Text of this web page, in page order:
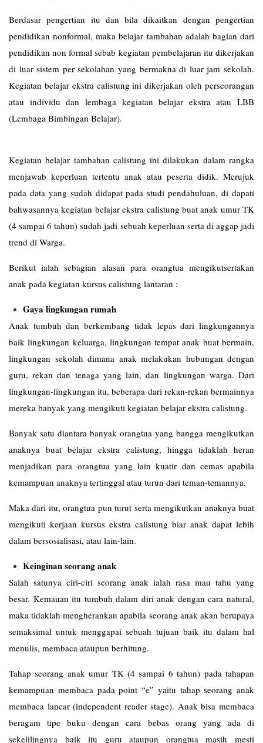
Berdasar pengertian itu dan bila dikaitkan dengan pengertian
pendidikan nonformal, maka belajar tambahan adalah bagian dari
pendidikan non formal sebab kegiatan pembelajaran itu dikerjakan
di luar sistem per sekolahan yang bermakna di luar jam sekolah.
Kegiatan belajar ekstra calistung ini dikerjakan oleh perseorangan
atau individu dan lembaga kegiatan belajar ekstra atau LBB
(Lembaga Bimbingan Belajar).
Kegiatan belajar tambahan calistung ini dilakukan dalam rangka
menjawab keperluan tertentu anak atau peserta didik. Merujuk
pada data yang sudah didapat pada studi pendahuluan, di dapati
bahwasannya kegiatan belajar ekstra calistung buat anak umur TK
(4 sampai 6 tahun) sudah jadi sebuah keperluan serta di aggap jadi
trend di Warga.
Berikut ialah sebagian alasan para orangtua mengikutsertakan
anak pada kegiatan kursus calistung lantaran :
Gaya lingkungan rumah
Anak tumbuh dan berkembang tidak lepas dari lingkungannya
baik lingkungan keluarga, lingkungan tempat anak buat bermain,
lingkungan sekolah dimana anak melakukan hubungan dengan
guru, rekan dan tenaga yang lain, dan lingkungan warga. Dari
lingkungan-lingkungan itu, beberapa dari rekan-rekan bermainnya
mereka banyak yang mengikuti kegiatan belajar ekstra calistung.
Banyak satu diantara banyak orangtua yang bangga mengikutkan
anaknya buat belajar ekstra calistung, hingga tidaklah heran
menjadikan para orangtua yang lain kuatir dan cemas apabila
kemampuan anaknya tertinggal atau turun dari teman-temannya.
Maka dari itu, orangtua pun turut serta mengikutkan anaknya buat
mengikuti kerjaan kursus ekstra calistung biar anak dapat lebih
dalam bersosialisasi, atau lain-lain.
Keinginan seorang anak
Salah satunya ciri-ciri seorang anak ialah rasa mau tahu yang
besar. Kemauan itu tumbuh dalam diri anak dengan cara natural,
maka tidaklah mengherankan apabila seorang anak akan berupaya
semaksimal untuk menggapai sebuah tujuan baik itu dalam hal
menulis, membaca ataupun berhitung.
Tahap seorang anak umur TK (4 sampai 6 tahun) pada tahapan
kemampuan membaca pada point “e” yaitu tahap seorang anak
membaca lancar (independent reader stage). Anak bisa membaca
beragam tipe buku dengan cara bebas orang yang ada di
sekelilingnya baik itu guru ataupun orangtua masih mesti